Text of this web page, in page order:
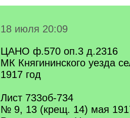
18 июля 20:09
ЦАНО ф.570 оп.3 д.2316
МК Княгининского уезда
1917 год
Лист 733об-734
№ 9, 13 (крещ. 14) мая